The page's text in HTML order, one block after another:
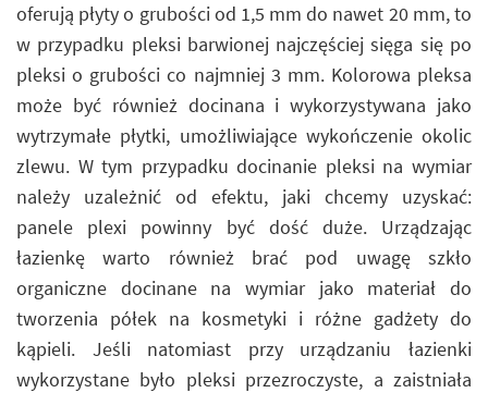
oferują płyty o grubości od 1,5 mm do nawet 20 mm, to
w przypadku pleksi barwionej najczęściej sięga się po
pleksi o grubości co najmniej 3 mm. Kolorowa pleksa
może być również docinana i wykorzystywana jako
wytrzymałe płytki, umożliwiające wykończenie okolic
zlewu. W tym przypadku docinanie pleksi na wymiar
należy uzależnić od efektu, jaki chcemy uzyskać:
panele plexi powinny być dość duże. Urządzając
łazienkę warto również brać pod uwagę szkło
organiczne docinane na wymiar jako materiał do
tworzenia półek na kosmetyki i różne gadżety do
kąpieli. Jeśli natomiast przy urządzaniu łazienki
wykorzystane było pleksi przezroczyste, a zaistniała